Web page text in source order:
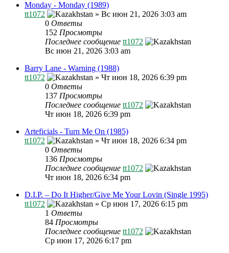
Monday - Monday (1989)
tt1072
» Вс июн 21, 2026 3:03 am
0 Ответы
152 Просмотры
Последнее сообщение tt1072
Вс июн 21, 2026 3:03 am
Barry Lane - Warning (1988)
tt1072
» Чт июн 18, 2026 6:39 pm
0 Ответы
137 Просмотры
Последнее сообщение tt1072
Чт июн 18, 2026 6:39 pm
Arteficials - Turn Me On (1985)
tt1072
» Чт июн 18, 2026 6:34 pm
0 Ответы
136 Просмотры
Последнее сообщение tt1072
Чт июн 18, 2026 6:34 pm
D.I.P. – Do It Higher/Give Me Your Lovin (Single 1995)
tt1072
» Ср июн 17, 2026 6:15 pm
1 Ответы
84 Просмотры
Последнее сообщение tt1072
Ср июн 17, 2026 6:17 pm